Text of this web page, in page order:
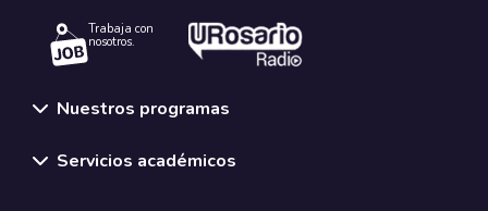
Trabaja con
nosotros.
Nuestros programas
Servicios académicos